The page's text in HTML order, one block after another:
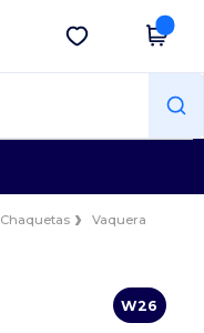
Descargar app
Chaquetas
Vaquera
W26